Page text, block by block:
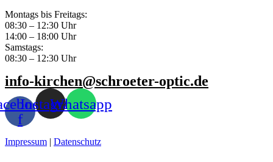
Montags bis Freitags:
08:30 – 12:30 Uhr
14:00 – 18:00 Uhr
Samstags:
08:30 – 12:30 Uhr
info-kirchen@schroeter-optic.de
f
InstagramWhatsapp
Impressum | Datenschutz